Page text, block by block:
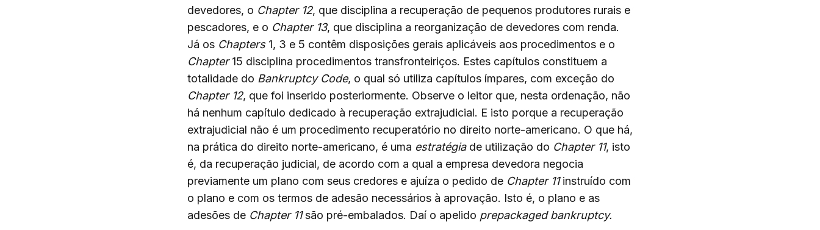
devedores, o Chapter 12, que disciplina a recuperação de pequenos produtores rurais e
pescadores, e o Chapter 13, que disciplina a reorganização de devedores com renda.
Já os Chapters 1, 3 e 5 contêm disposições gerais aplicáveis aos procedimentos e o
Chapter15 disciplina procedimentos transfronteiriços. Estes capítulos constituem a
totalidade do Bankruptcy Code, o qual só utiliza capítulos ímpares, com exceção do
Chapter 12, que foi inserido posteriormente. Observe o leitor que, nesta ordenação, não
há nenhum capítulo dedicado à recuperação extrajudicial. E isto porque a recuperação
extrajudicial não é um procedimento recuperatório no direito norte-americano. O que há,
na prática do direito norte-americano, é uma estratégia de utilização do Chapter 11, isto
é, da recuperação judicial, de acordo com a qual a empresa devedora negocia
previamente um plano com seus credores e ajuíza o pedido de Chapter 11instruído com
o plano e com os termos de adesão necessários à aprovação. Isto é, o plano e as
adesões de Chapter 11são pré-embalados. Daí o apelido prepackaged bankruptcy.